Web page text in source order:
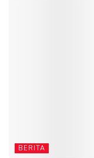
BERITA